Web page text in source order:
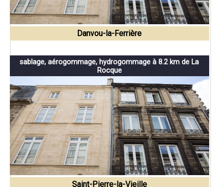
Danvou-la-Ferrière
sablage, aérogommage, hydrogommage à 8.2 km de La
Rocque
Saint-Pierre-la-Vieille